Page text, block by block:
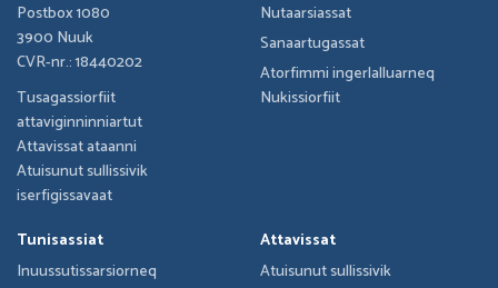
Postbox 1080
3900 Nuuk
CVR-nr.: 18440202
Tusagassiorfiit
attaviginninniartut
Attavissat ataanni
Atuisunut sullissivik
iserfigissavaat
Nutaarsiassat
Sanaartugassat
Atorfimmi ingerlalluarneq
Nukissiorfiit
Tunisassiat
Inuussutissarsiorneq
Attavissat
Atuisunut sullissivik